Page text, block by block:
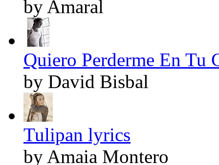
by Amaral
Quiero Perderme En Tu
by David Bisbal
Tulipan lyrics
by Amaia Montero